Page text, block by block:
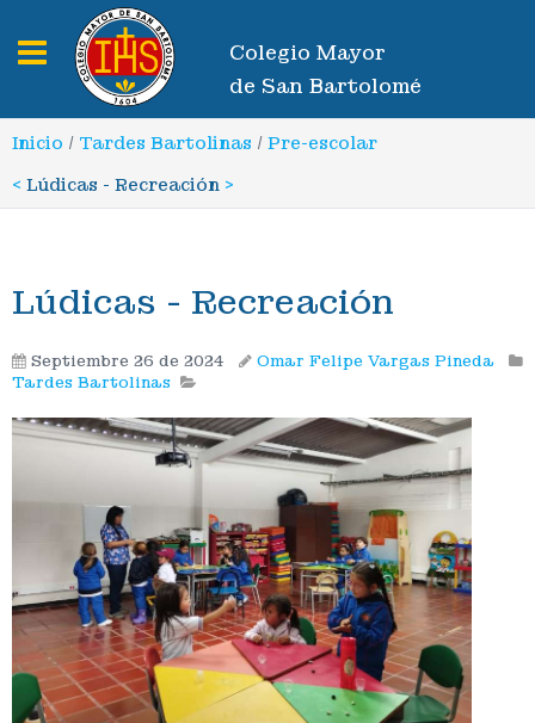
Toggle navigation
Colegio Mayor
de San Bartolomé
Inicio / Tardes Bartolinas / Pre-escolar
< Lúdicas - Recreación >
Lúdicas - Recreación
Septiembre 26 de 2024
Omar Felipe Vargas Pineda
Tardes Bartolinas